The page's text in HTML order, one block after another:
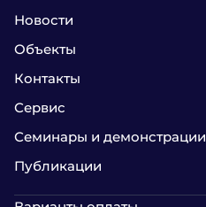
Новости
Объекты
Контакты
Сервис
Семинары и демонстрации
Публикации